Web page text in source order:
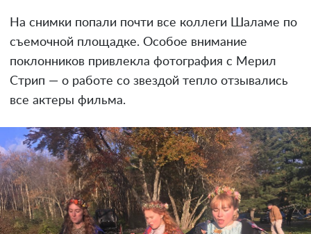
На снимки попали почти все коллеги Шаламе по
съемочной площадке. Особое внимание
поклонников привлекла фотография с Мерил
Стрип — о работе со звездой тепло отзывались
все актеры фильма.